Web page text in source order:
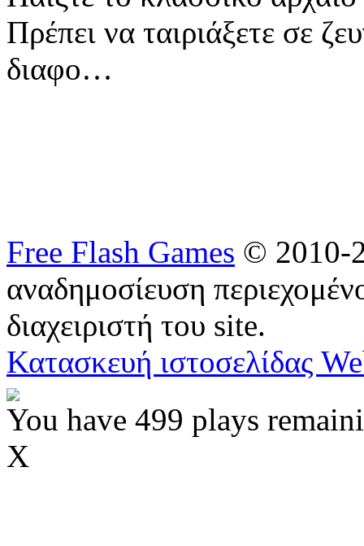
Πρέπει να ταιριάξετε σε
διαφο…
Free Flash Games © 2010-
αναδημοσίευση
διαχειριστή του site.
Κατασκευή ιστοσελίδας